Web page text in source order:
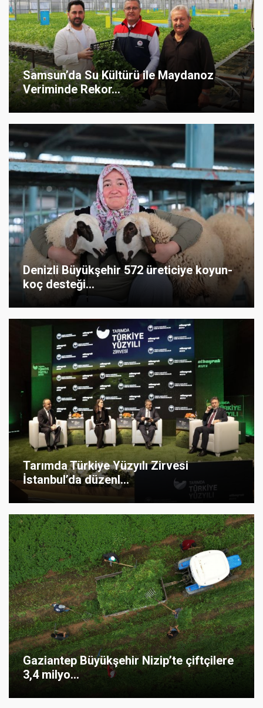
Samsun’da Su Kültürü ile Maydanoz
Veriminde Rekor...
Denizli Büyükşehir 572 üreticiye koyun-
koç desteği...
Tarımda Türkiye Yüzyılı Zirvesi
İstanbul’da düzenl...
Gaziantep Büyükşehir Nizip’te çiftçilere
3,4 milyo...